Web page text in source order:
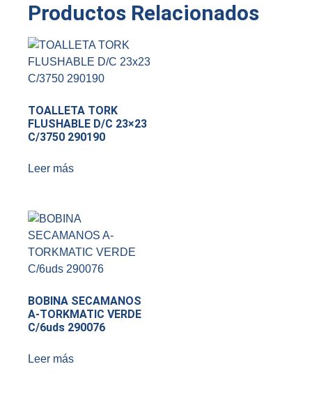
Productos Relacionados
TOALLETA TORK
FLUSHABLE D/C 23×23
C/3750 290190
Leer más
BOBINA SECAMANOS
A-TORKMATIC VERDE
C/6uds 290076
Leer más